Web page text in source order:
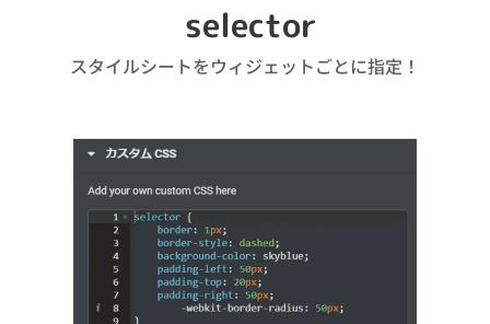
selector
スタイルシートをウィジェットごとに指定！